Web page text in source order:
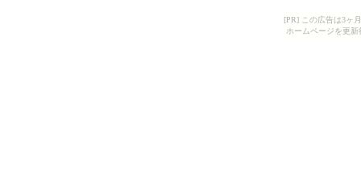
[PR] この広告は3ヶ
ホームページを更